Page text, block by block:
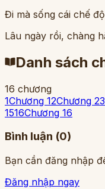
Đi mà sống cái chế
Lâu ngày rồi, chàng
Danh sách
16 chương
1Chương 12Chương 23
1516Chương 16
Bình luận (0)
Bạn cần đăng nhập
Đăng nhập ngay